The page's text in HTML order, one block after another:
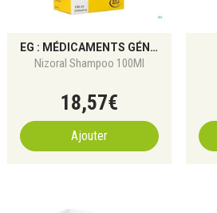
EG : MÉDICAMENTS GÉNÉRIQUES POUR DOULEUR, ALLERGIE ET DIGESTION
Nizoral Shampoo 100Ml
18,57€
Ajouter